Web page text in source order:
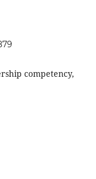
competency,